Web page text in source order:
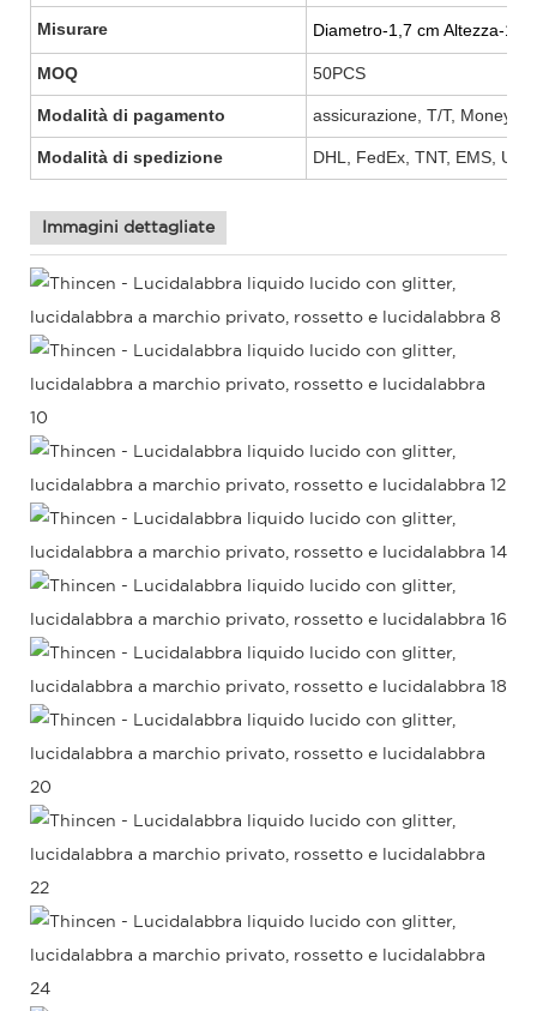
Misurare Diametro-1,7 cm Altezza-
MOQ 50PCS
Modalità di pagamento assicurazione, T/T,
Modalità di spedizione DHL, FedEx, TNT, EMS,
Immagini dettagliate